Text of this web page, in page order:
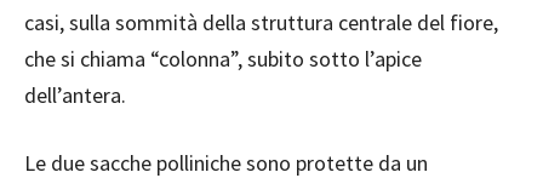
casi, sulla sommità della struttura centrale del fiore,
che si chiama “colonna”, subito sotto l’apice
dell’antera.
Le due sacche polliniche sono protette da un